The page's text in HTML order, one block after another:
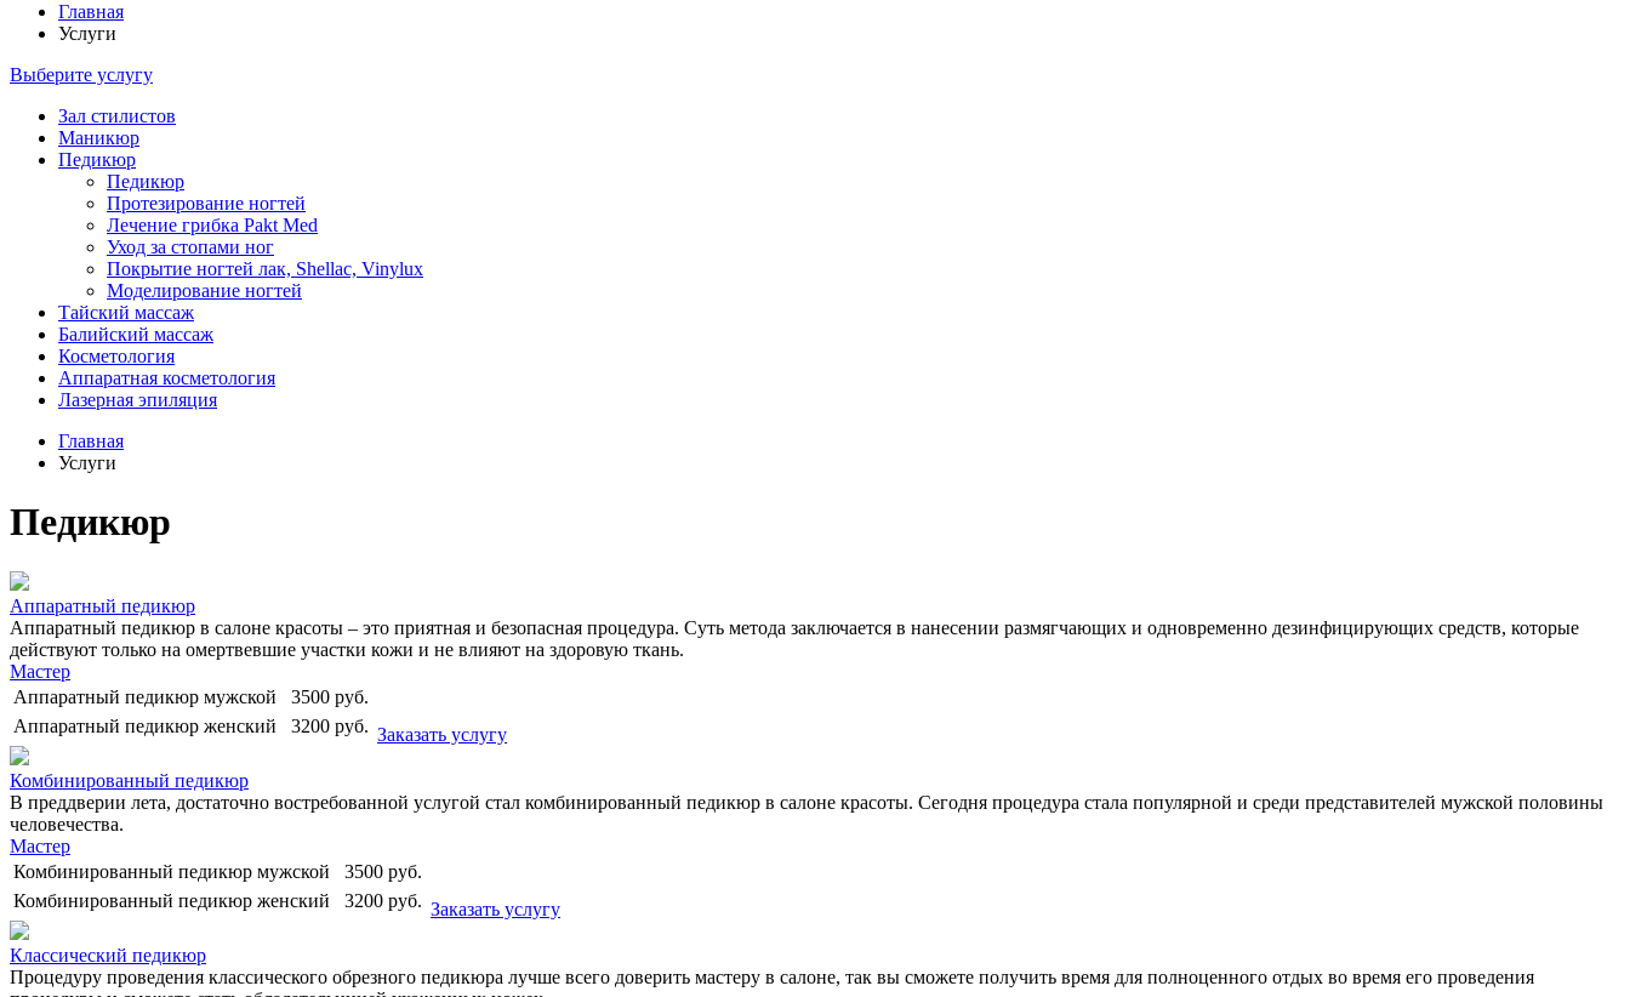
Главная
Услуги
Выберите услугу
Зал стилистов
Маникюр
Педикюр
Педикюр
Протезирование ногтей
Лечение грибка Pakt Med
Уход за стопами ног
Покрытие ногтей лак, Shellac, Vinylux
Моделирование ногтей
Тайский массаж
Балийский массаж
Косметология
Аппаратная косметология
Лазерная эпиляция
Главная
Услуги
Педикюр
Аппаратный педикюр
Аппаратный педикюр в салоне красоты – это приятная и безопасная процедура. Суть метода заключается в нанесении размягчающих и одновременно дезинфицирующих средств, которые
действуют только на омертвевшие участки кожи и не влияют на здоровую ткань.
Мастер
Аппаратный педикюр мужской
3500 руб.
Аппаратный педикюр женский
3200 руб. Заказать услугу
Комбинированный педикюр
В преддверии лета, достаточно востребованной услугой стал комбинированный педикюр в салоне красоты. Сегодня процедура стала популярной и среди представителей мужской половины
человечества.
Мастер
Комбинированный педикюр мужской
3500 руб.
Комбинированный педикюр женский
3200 руб. Заказать услугу
Классический педикюр
Процедуру проведения классического обрезного педикюра лучше всего доверить мастеру в салоне, так вы сможете получить время для полноценного отдых во время его проведения